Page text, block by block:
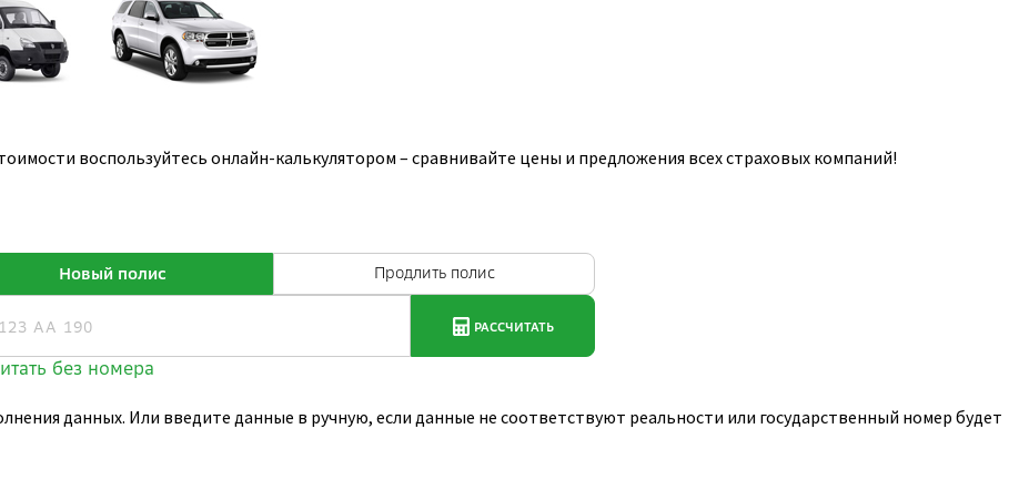
воспользуйтесь онлайн-калькулятором – сравнивайте цены и предложения всех страховых компаний!
данных. Или введите данные в ручную, если данные не соответствуют реальности или государственный номер будет